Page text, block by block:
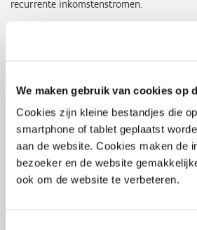
We maken gebruik van cookies op
Cookies zijn kleine bestandjes die
smartphone of tablet geplaatst
aan de website. Cookies maken de
bezoeker en de website
ook om de website te verbeteren.
recurrente inkomstenstromen.
6. Levensduurverlenging is een
Over alle projecten heen werd duidelijk
een eigenschap is van een product, maar
vertrouwen, context en dienstverlening.
vraagt daarom niet enkel technische
voor experiment, samenwerking en